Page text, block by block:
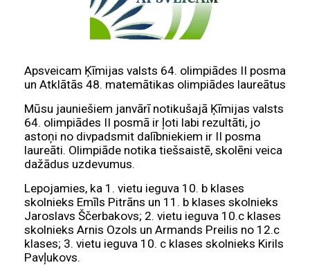
Apsveicam Ķīmijas valsts 64. olimpiādes II posma
un Atklātās 48. matemātikas olimpiādes laureātus
Mūsu jauniešiem janvārī notikušajā Ķīmijas valsts
64. olimpiādes II posmā ir ļoti labi rezultāti, jo
astoņi no divpadsmit dalībniekiem ir II posma
laureāti. Olimpiāde notika tiešsaistē, skolēni veica
dažādus uzdevumus.
Lepojamies, ka 1. vietu ieguva 10. b klases
skolnieks Emīls Pitrāns un 11. b klases skolnieks
Jaroslavs Ščerbakovs; 2. vietu ieguva 10.c klases
skolnieks Arnis Ozols un Armands Preilis no 12.c
klases; 3. vietu ieguva 10. c klases skolnieks Kirils
Pavļukovs.